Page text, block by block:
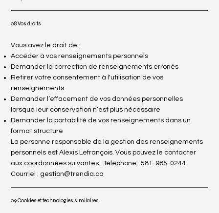
08 Vos droits
Vous avez le droit de :
Accéder à vos renseignements personnels
Demander la correction de renseignements erronés
Retirer votre consentement à l'utilisation de vos
renseignements
Demander l’effacement de vos données personnelles
lorsque leur conservation n’est plus nécessaire
Demander la portabilité de vos renseignements dans un
format structuré
La personne responsable de la gestion des renseignements
personnels est Alexis Lefrançois. Vous pouvez le contacter
aux coordonnées suivantes : Téléphone : 581-985-0244
Courriel : gestion@trendia.ca
09 Cookies et technologies similaires